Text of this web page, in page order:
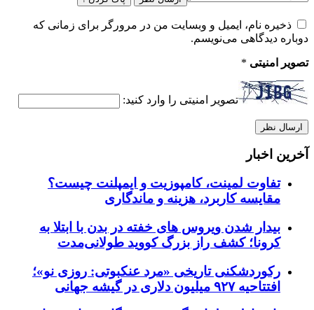
ذخیره نام، ایمیل و وبسایت من در مرورگر برای زمانی که
دوباره دیدگاهی می‌نویسم.
تصویر امنیتی *
تصویر امنیتی را وارد کنید:
آخرین اخبار
تفاوت لمینت، کامپوزیت و ایمپلنت چیست؟
مقایسه کاربرد، هزینه و ماندگاری
بیدار شدن ویروس‌ های خفته در بدن با ابتلا به
کرونا؛ کشف راز بزرگ کووید طولانی‌مدت
رکوردشکنی تاریخی «مرد عنکبوتی: روزی نو»؛
افتتاحیه ۹۲۷ میلیون دلاری در گیشه جهانی